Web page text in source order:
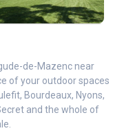
de-Mazenc near
of your outdoor spaces
Bourdeaux, Nyons,
and the whole of